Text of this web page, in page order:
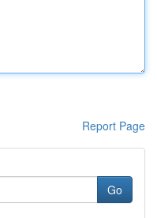
Report Page
Go